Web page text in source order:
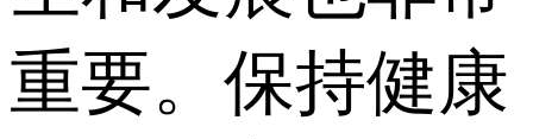
重要。保持健康